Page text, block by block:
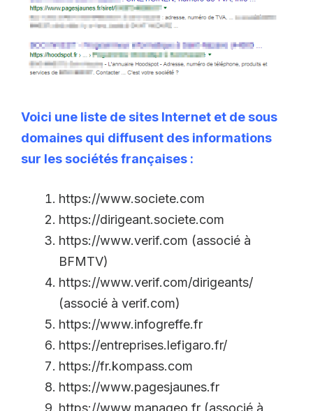
Voici une liste de sites Internet et de sous
domaines qui diffusent des informations
sur les sociétés françaises :
https://www.societe.com
https://dirigeant.societe.com
https://www.verif.com (associé à
BFMTV)
https://www.verif.com/dirigeants/
(associé à verif.com)
https://www.infogreffe.fr
https://entreprises.lefigaro.fr/
https://fr.kompass.com
https://www.pagesjaunes.fr
https://www.manageo.fr (associé à